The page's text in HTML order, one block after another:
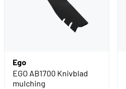
Ego
EGO AB1700 Knivblad
mulching